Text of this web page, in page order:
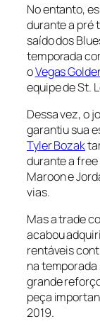
No entanto,
durante a pré
saído dos
temporada
oVegas
equipe de St.
Dessa vez, o
garantiu sua
Tyler Bozak
durante afree
Maroon e
vias.
Mas atrade
acabou
rentáveis
na temporada
grande
peça
2019.